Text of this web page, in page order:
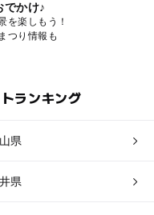
でかけ♪
を楽しもう！
つり情報も
ランキング
県
県